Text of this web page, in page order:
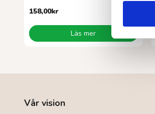
158,00kr
Läs mer
Vår vision